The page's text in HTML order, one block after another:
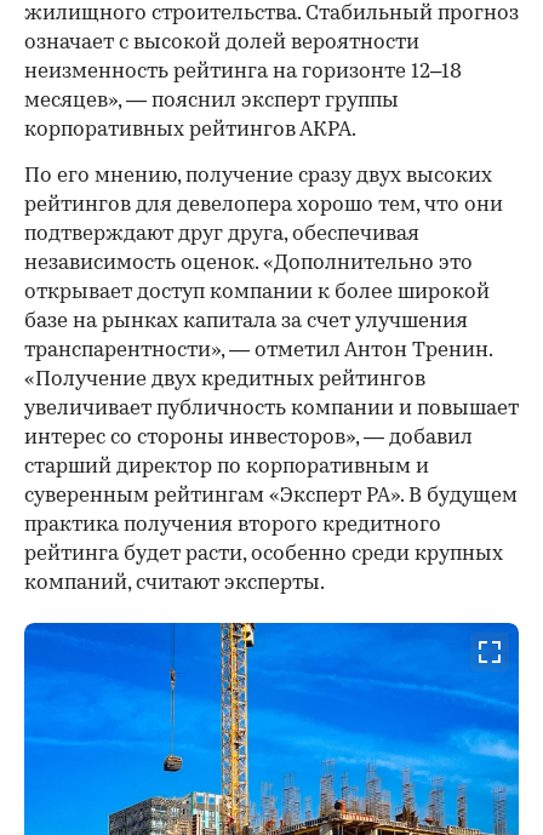
жилищного строительства. Стабильный прогноз
означает с высокой долей вероятности
неизменность рейтинга на горизонте 12–18
месяцев», — пояснил эксперт группы
корпоративных рейтингов АКРА.
По его мнению, получение сразу двух высоких
рейтингов для девелопера хорошо тем, что они
подтверждают друг друга, обеспечивая
независимость оценок. «Дополнительно это
открывает доступ компании к более широкой
базе на рынках капитала за счет улучшения
транспарентности», — отметил Антон Тренин.
«Получение двух кредитных рейтингов
увеличивает публичность компании и повышает
интерес со стороны инвесторов», — добавил
старший директор по корпоративным и
суверенным рейтингам «Эксперт РА». В будущем
практика получения второго кредитного
рейтинга будет расти, особенно среди крупных
компаний, считают эксперты.